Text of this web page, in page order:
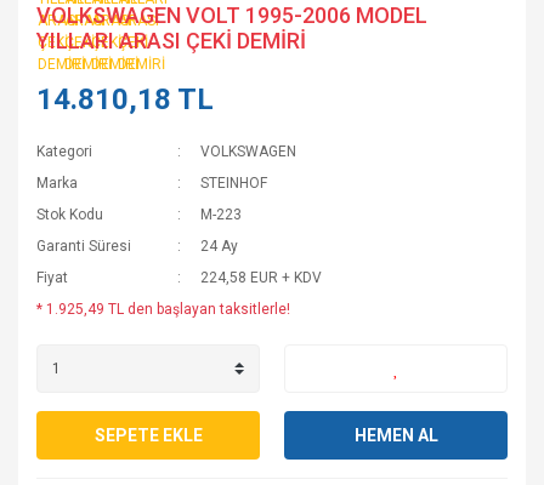
VOLKSWAGEN VOLT 1995-2006 MODEL
YILLARI ARASI ÇEKİ DEMİRİ
14.810,18 TL
Kategori
VOLKSWAGEN
Marka
STEINHOF
Stok Kodu
M-223
Garanti Süresi
24 Ay
Fiyat
224,58 EUR + KDV
* 1.925,49 TL den başlayan taksitlerle!
SEPETE EKLE HEMEN AL